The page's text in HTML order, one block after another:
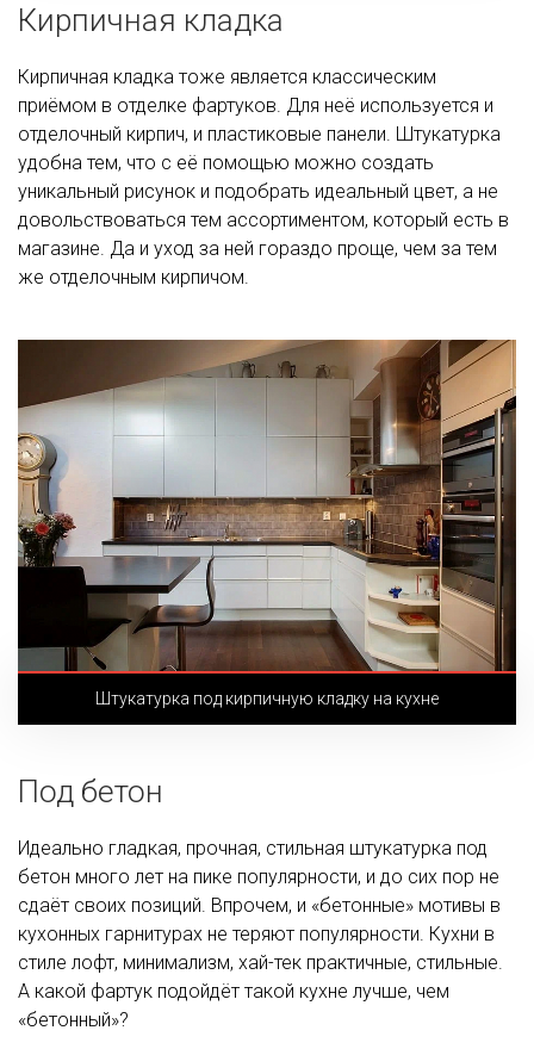
Кирпичная кладка
Кирпичная кладка тоже является классическим
приёмом в отделке фартуков. Для неё используется и
отделочный кирпич, и пластиковые панели. Штукатурка
удобна тем, что с её помощью можно создать
уникальный рисунок и подобрать идеальный цвет, а не
довольствоваться тем ассортиментом, который есть в
магазине. Да и уход за ней гораздо проще, чем за тем
же отделочным кирпичом.
Штукатурка под кирпичную кладку на кухне
Под бетон
Идеально гладкая, прочная, стильная штукатурка под
бетон много лет на пике популярности, и до сих пор не
сдаёт своих позиций. Впрочем, и «бетонные» мотивы в
кухонных гарнитурах не теряют популярности. Кухни в
стиле лофт, минимализм, хай-тек практичные, стильные.
А какой фартук подойдёт такой кухне лучше, чем
«бетонный»?